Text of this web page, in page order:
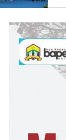
layak atau tidak